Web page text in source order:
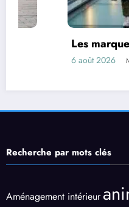
Les marques de
Marise
Recherche par mots clés
Aménagement intérieur